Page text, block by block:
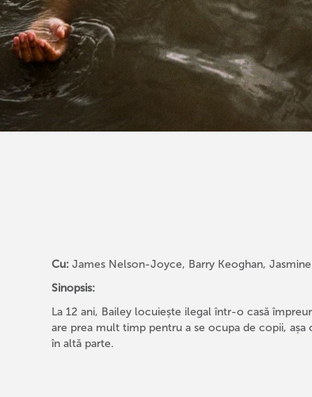
Cu:James Nelson-Joyce, Barry Keoghan,
Sinopsis:
La 12 ani, Bailey locuiește ilegal într-o casă
are prea mult timp pentru a se ocupa de copii,
în altă parte.